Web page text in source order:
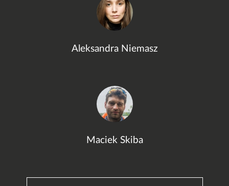
Aleksandra Niemasz
Maciek Skiba